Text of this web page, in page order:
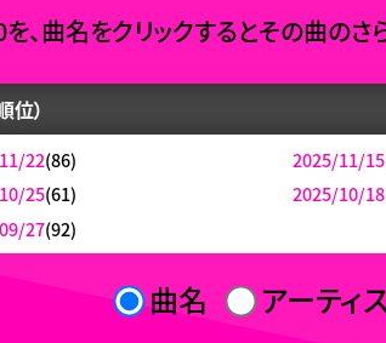
、曲名をクリックするとその曲の
位）
22(86) 2025/11/15
25(61) 2025/10/18
27(92)
曲名 アーティ